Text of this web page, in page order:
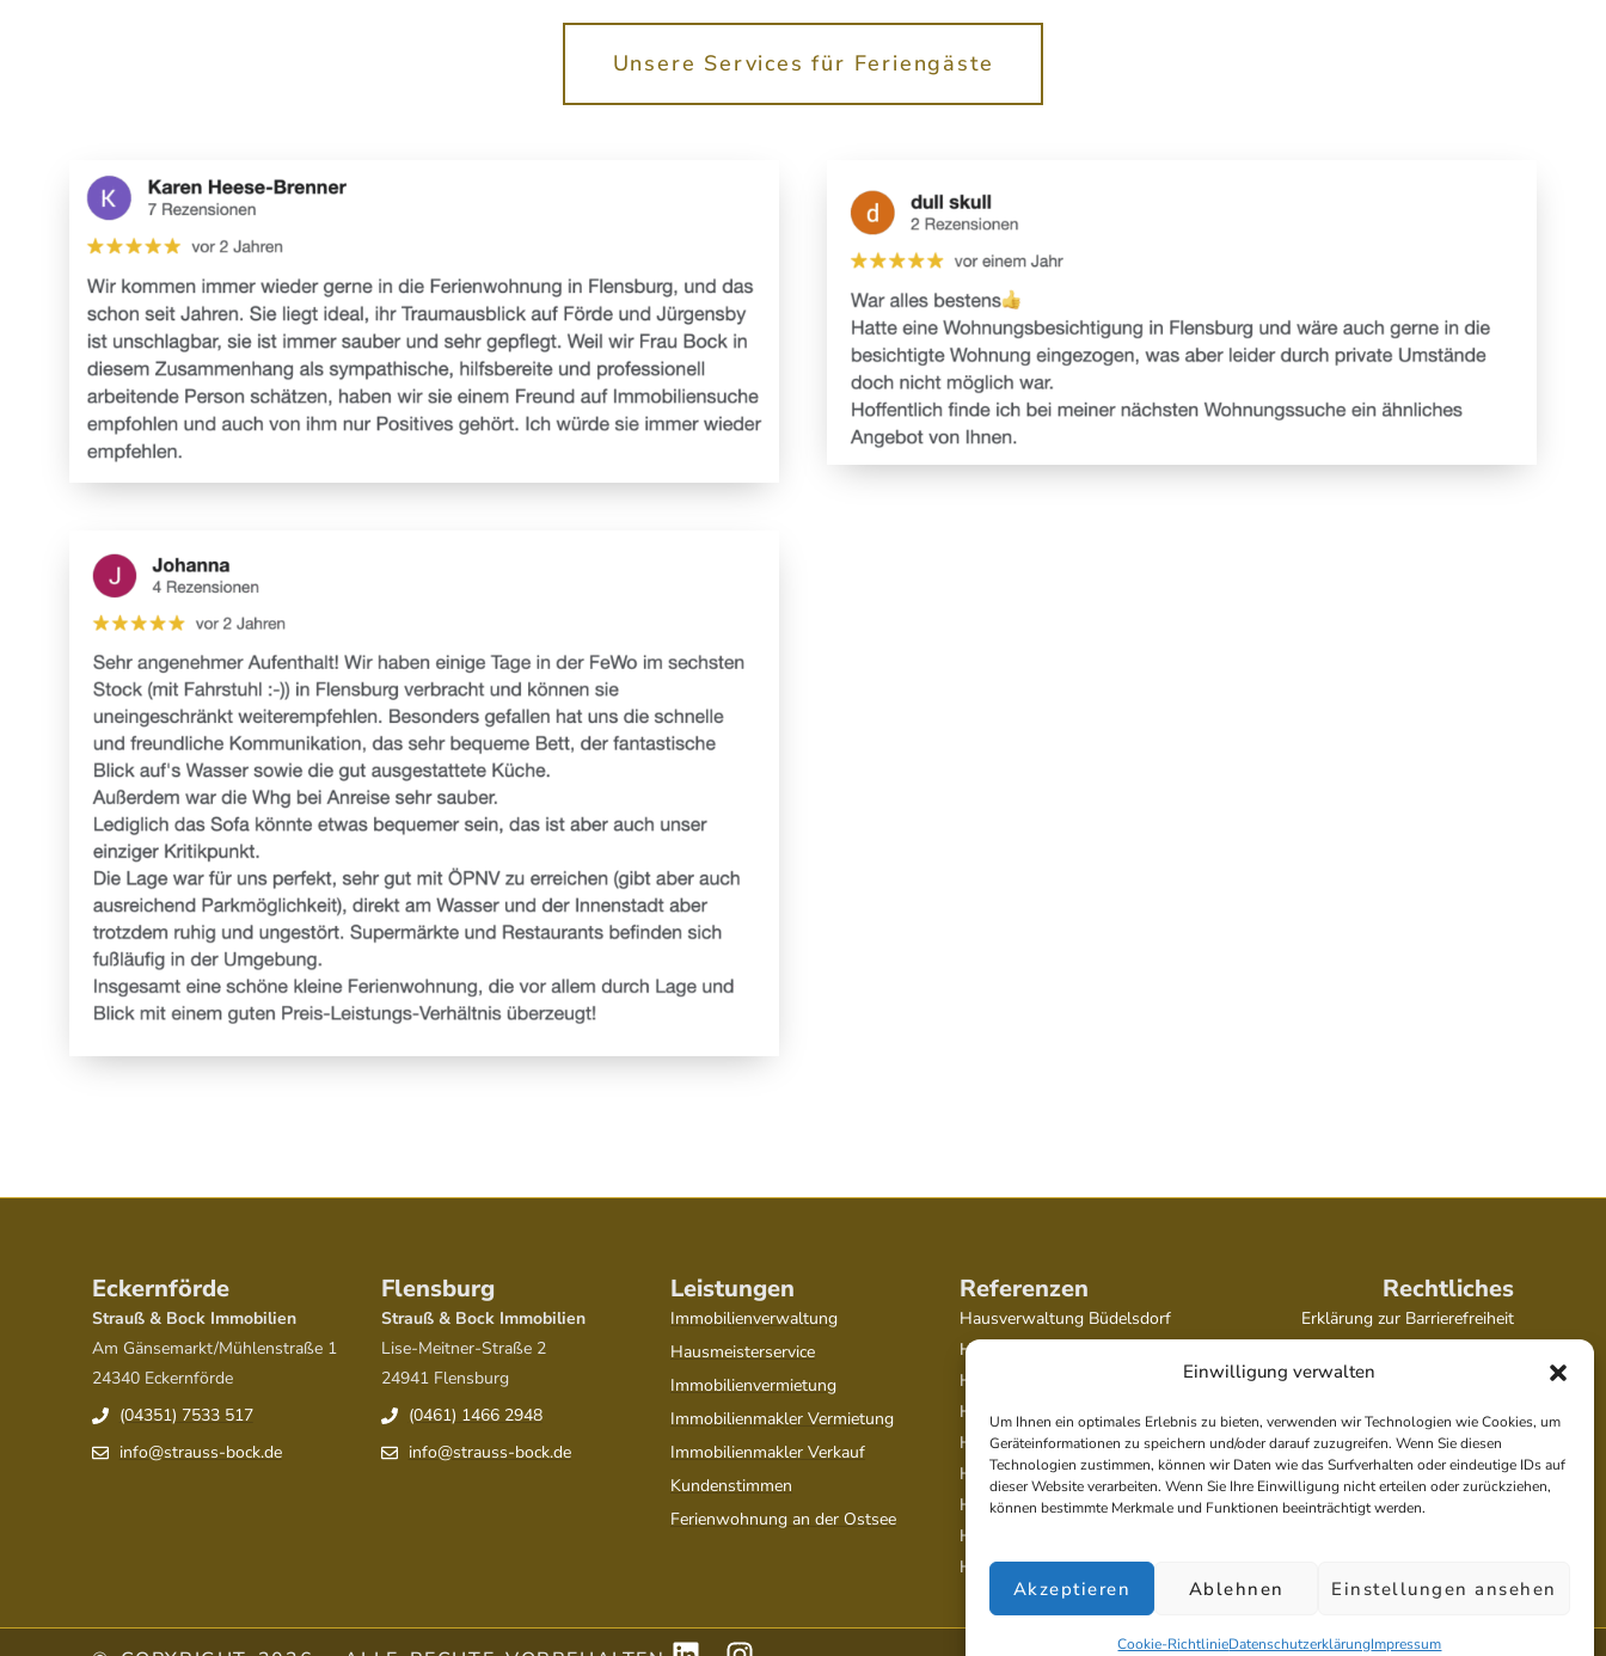
Einwilligung verwalten
Um Ihnen ein optimales Erlebnis zu bieten, verwenden wir Technologien wie Cookies, um
Geräteinformationen zu speichern und/oder darauf zuzugreifen. Wenn Sie diesen
Technologien zustimmen, können wir Daten wie das Surfverhalten oder eindeutige IDs auf
dieser Website verarbeiten. Wenn Sie Ihre Einwilligung nicht erteilen oder zurückziehen,
können bestimmte Merkmale und Funktionen beeinträchtigt werden.
Akzeptieren Ablehnen Einstellungen ansehen
Cookie-RichtlinieDatenschutzerklärungImpressum
Unsere Services für Feriengäste
Eckernförde
Strauß & Bock Immobilien
Am Gänsemarkt/Mühlenstraße 1
24340 Eckernförde
(04351) 7533 517
info@strauss-bock.de
Flensburg
Strauß & Bock Immobilien
Lise-Meitner-Straße 2
24941 Flensburg
(0461) 1466 2948
info@strauss-bock.de
Leistungen
Immobilienverwaltung
Hausmeisterservice
Immobilienvermietung
Immobilienmakler Vermietung
Immobilienmakler Verkauf
Kundenstimmen
Ferienwohnung an der Ostsee
Referenzen
Hausverwaltung Büdelsdorf
Hausverwaltung Damp
Hausverwaltung Eckernförde
Hausverwaltung Flensburg
Hausverwaltung Gettorf
Hausverwaltung Glücksburg
Hausverwaltung Handewitt
Hausverwaltung Kappeln
Hausverwaltung Kiel
Rechtliches
Erklärung zur Barrierefreiheit
Cookie-Richtlinie (EU)